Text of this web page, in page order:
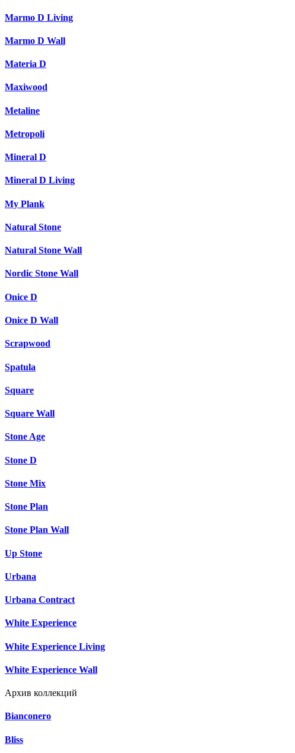
Marmo D Living
Marmo D Wall
Materia D
Maxiwood
Metaline
Metropoli
Mineral D
Mineral D Living
My Plank
Natural Stone
Natural Stone Wall
Nordic Stone Wall
Onice D
Onice D Wall
Scrapwood
Spatula
Square
Square Wall
Stone Age
Stone D
Stone Mix
Stone Plan
Stone Plan Wall
Up Stone
Urbana
Urbana Contract
White Experience
White Experience Living
White Experience Wall
Архив коллекций
Bianconero
Bliss